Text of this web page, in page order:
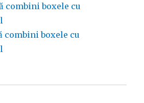
combini boxele cu
combini boxele cu